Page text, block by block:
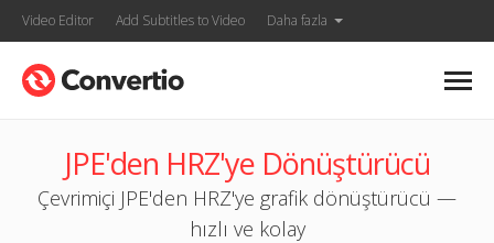
Video Editor Add Subtitles to Video Daha fazla
JPE'den HRZ'ye Dönüştürücü
Çevrimiçi JPE'den HRZ'ye grafik dönüştürücü —
hızlı ve kolay